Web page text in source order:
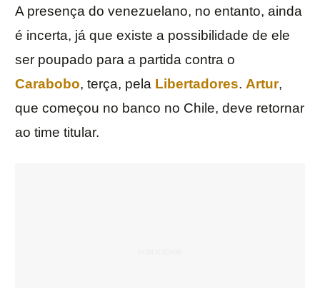
A presença do venezuelano, no entanto, ainda
é incerta, já que existe a possibilidade de ele
ser poupado para a partida contra o
Carabobo, terça, pela Libertadores. Artur,
que começou no banco no Chile, deve retornar
ao time titular.